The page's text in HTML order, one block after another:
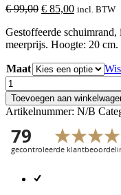
€99,00 Oorspronkelijke
was:
€ 99,00.
€ 85,00Huidige
is:
€ 85,00.
incl. BTW
Gestoffeerde schuimrand,
meerprijs. Hoogte: 20 cm.
Maat
Losse
Basic
schuimrand
aantal
Toevoegen aan
Artikelnummer: N/B